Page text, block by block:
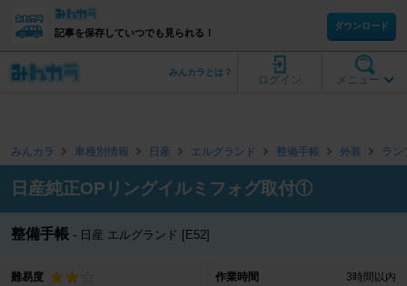
記事を保存していつでも見られる！
ダウンロード
メニュー
ログイン
みんカラとは？
みんカラ 車種別情報 日産 エルグランド 整備手帳 外装 ラン
日産純正OPリングイルミフォグ取付①
整備手帳 日産 エルグランド [E52]
難易度 作業時間 3時間以内